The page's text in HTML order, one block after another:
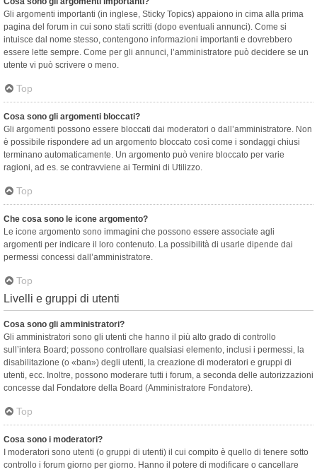
Gli argomenti importanti (in inglese, Sticky Topics) appaiono in cima alla prima
pagina del forum in cui sono stati scritti (dopo eventuali annunci). Come si
intuisce dal nome stesso, contengono informazioni importanti e dovrebbero
essere lette sempre. Come per gli annunci, l’amministratore può decidere se un
utente vi può scrivere o meno.
Top
Cosa sono gli argomenti bloccati?
Gli argomenti possono essere bloccati dai moderatori o dall’amministratore. Non
è possibile rispondere ad un argomento bloccato così come i sondaggi chiusi
terminano automaticamente. Un argomento può venire bloccato per varie
ragioni, ad es. se contravviene ai Termini di Utilizzo.
Top
Che cosa sono le icone argomento?
Le icone argomento sono immagini che possono essere associate agli
argomenti per indicare il loro contenuto. La possibilità di usarle dipende dai
permessi concessi dall’amministratore.
Top
Livelli e gruppi di utenti
Cosa sono gli amministratori?
Gli amministratori sono gli utenti che hanno il più alto grado di controllo
sull’intera Board; possono controllare qualsiasi elemento, inclusi i permessi, la
disabilitazione (o «ban») degli utenti, la creazione di moderatori e gruppi di
utenti, ecc. Inoltre, possono moderare tutti i forum, a seconda delle autorizzazioni
concesse dal Fondatore della Board (Amministratore Fondatore).
Top
Cosa sono i moderatori?
I moderatori sono utenti (o gruppi di utenti) il cui compito è quello di tenere sotto
controllo i forum giorno per giorno. Hanno il potere di modificare o cancellare